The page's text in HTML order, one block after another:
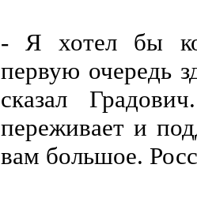
- Я хотел бы
первую очередь
сказал
переживает и
вам большое.